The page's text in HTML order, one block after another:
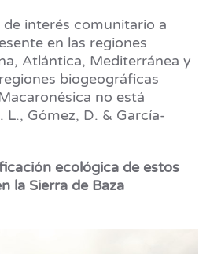
interés comunitario a
en las regiones
Atlántica, Mediterránea y
biogeográficas
no está
L., Gómez, D. & García-
ecológica de estos
la Sierra de Baza